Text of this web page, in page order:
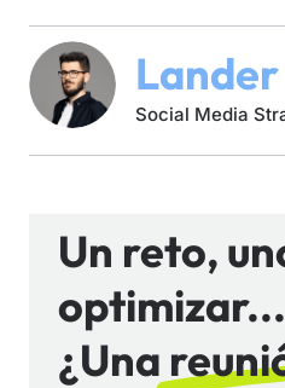
Social Media
Un reto,
optimizar...
¿Una